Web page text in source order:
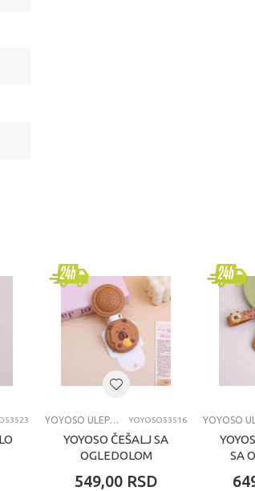
YOYOSO ULEPŠAVANJE YOYOSO53516
YOYOSO ČEŠALJ SA
OGLEDOLOM
549,00 RSD
SA